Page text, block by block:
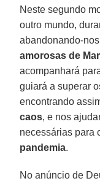
Neste segundo
outro mundo,
abandonando-
amorosas de
acompanhará
guiará a superar
encontrando
caos, e nos
necessárias para
pandemia.
No anúncio de